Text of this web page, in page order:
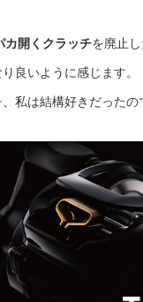
カ開くクラッチを廃止
良いように感じます。
私は結構好きだったの